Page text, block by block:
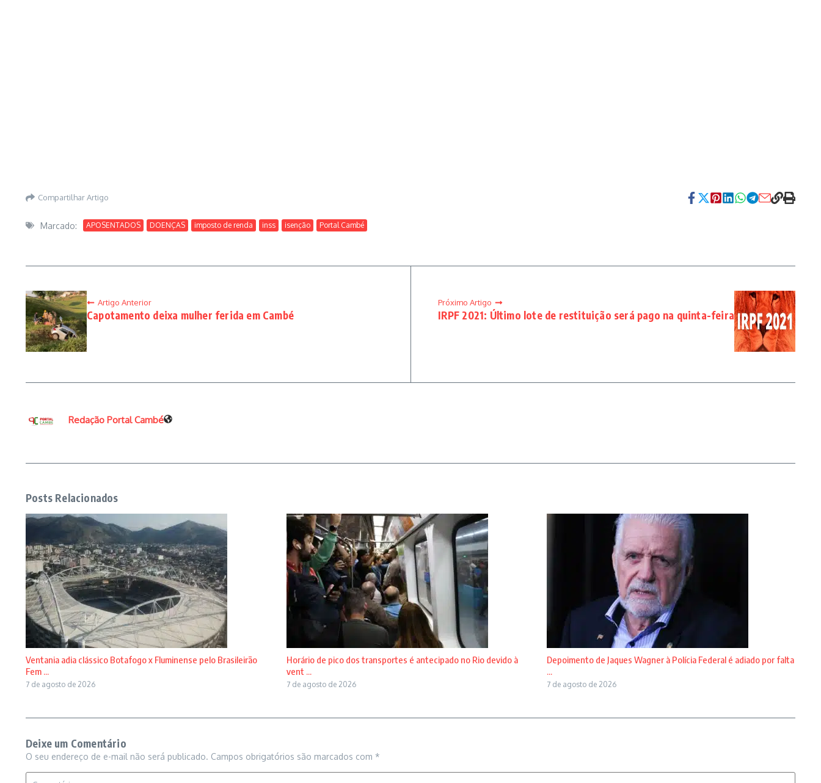
Compartilhar Artigo
Marcado: APOSENTADOS DOENÇAS imposto de renda inss isenção Portal Cambé
Artigo Anterior
Capotamento deixa mulher ferida em Cambé
Próximo Artigo
IRPF 2021: Último lote de restituição será pago na quinta-feira
Redação Portal Cambé
Posts Relacionados
Ventania adia clássico Botafogo x Fluminense pelo Brasileirão
Fem ...
7 de agosto de 2026
Horário de pico dos transportes é antecipado no Rio devido à
vent ...
7 de agosto de 2026
Depoimento de Jaques Wagner à Polícia Federal é adiado por falta
...
7 de agosto de 2026
Deixe um Comentário
O seu endereço de e-mail não será publicado. Campos obrigatórios são marcados com *